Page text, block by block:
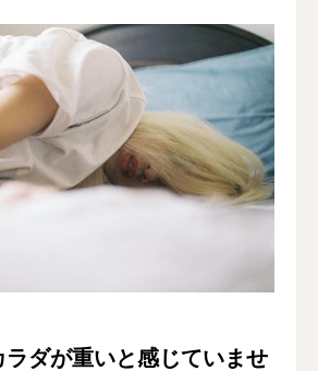
ダが重いと感じていませ